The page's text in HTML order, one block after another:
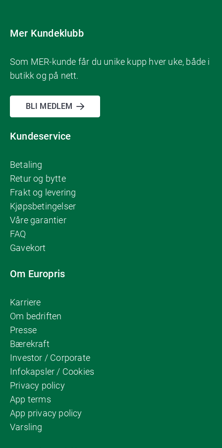
Mer Kundeklubb
Som MER-kunde får du unike kupp hver uke, både i
butikk og på nett.
BLI MEDLEM
Kundeservice
Betaling
Retur og bytte
Frakt og levering
Kjøpsbetingelser
Våre garantier
FAQ
Gavekort
Om Europris
Karriere
Om bedriften
Presse
Bærekraft
Investor / Corporate
Infokapsler / Cookies
Privacy policy
App terms
App privacy policy
Varsling